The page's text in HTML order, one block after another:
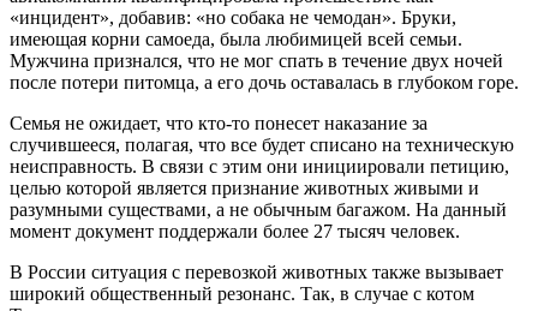
«инцидент», добавив: «но собака не чемодан». Бруки,
имеющая корни самоеда, была любимицей всей семьи.
Мужчина признался, что не мог спать в течение двух ночей
после потери питомца, а его дочь оставалась в глубоком горе.
Семья не ожидает, что кто-то понесет наказание за
случившееся, полагая, что все будет списано на техническую
неисправность. В связи с этим они инициировали петицию,
целью которой является признание животных живыми и
разумными существами, а не обычным багажом. На данный
момент документ поддержали более 27 тысяч человек.
В России ситуация с перевозкой животных также вызывает
широкий общественный резонанс. Так, в случае с котом